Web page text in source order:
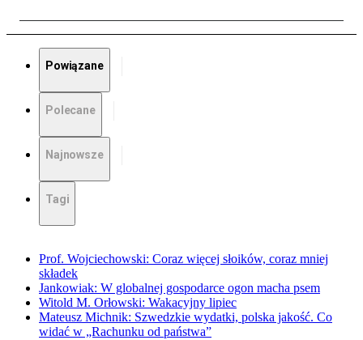
Powiązane
Polecane
Najnowsze
Tagi
Prof. Wojciechowski: Coraz więcej słoików, coraz mniej
składek
Jankowiak: W globalnej gospodarce ogon macha psem
Witold M. Orłowski: Wakacyjny lipiec
Mateusz Michnik: Szwedzkie wydatki, polska jakość. Co
widać w „Rachunku od państwa”